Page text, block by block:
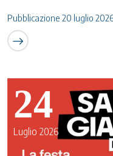
Pubblicazione 20 luglio
24
Luglio 2026